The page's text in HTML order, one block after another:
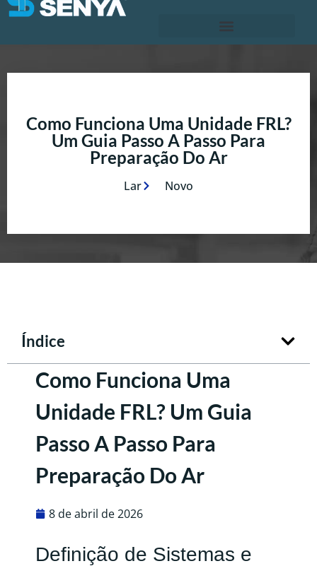
Como Funciona Uma Unidade FRL?
Um Guia Passo A Passo Para
Preparação Do Ar
Lar Novo
Índice
Como Funciona Uma
Unidade FRL? Um Guia
Passo A Passo Para
Preparação Do Ar
8 de abril de 2026
Definição de Sistemas e